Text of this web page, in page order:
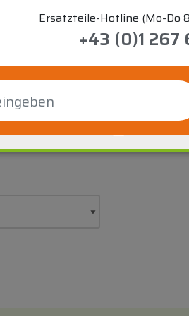
Ersatzteile-Hotline (Mo-Do
+43 (0)1 267